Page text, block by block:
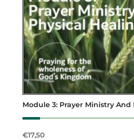
Module 3: Prayer Ministry And
€17,50